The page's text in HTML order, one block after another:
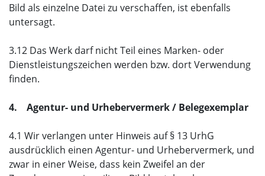
Bild als einzelne Datei zu verschaffen, ist ebenfalls
untersagt.
3.12 Das Werk darf nicht Teil eines Marken- oder
Dienstleistungszeichen werden bzw. dort Verwendung
finden.
4. Agentur- und Urhebervermerk / Belegexemplar
4.1 Wir verlangen unter Hinweis auf § 13 UrhG
ausdrücklich einen Agentur- und Urhebervermerk, und
zwar in einer Weise, dass kein Zweifel an der